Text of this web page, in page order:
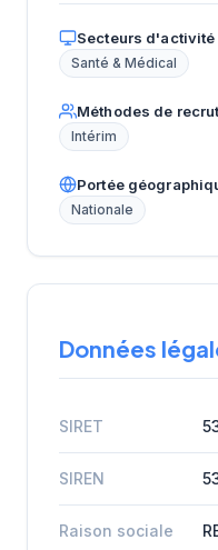
Secteurs d'activité
Santé & Médical
Méthodes de
Intérim
Portée
Nationale
Données
SIRET
SIREN
Raison sociale